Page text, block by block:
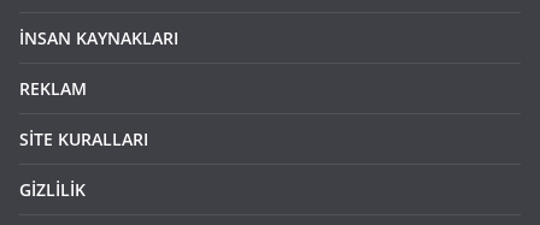
İNSAN KAYNAKLARI
REKLAM
SİTE KURALLARI
GİZLİLİK